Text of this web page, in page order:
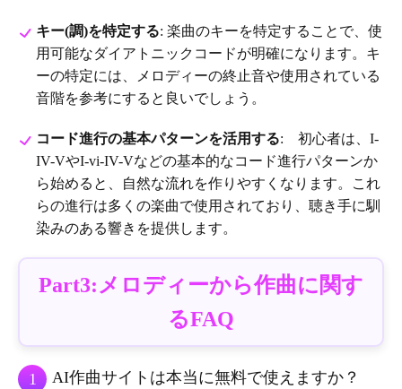
キー(調)を特定する: 楽曲のキーを特定することで、使
用可能なダイアトニックコードが明確になります。キ
ーの特定には、メロディーの終止音や使用されている
音階を参考にすると良いでしょう。
コード進行の基本パターンを活用する: 初心者は、I-
IV-VやI-vi-IV-Vなどの基本的なコード進行パターンか
ら始めると、自然な流れを作りやすくなります。これ
らの進行は多くの楽曲で使用されており、聴き手に馴
染みのある響きを提供します。
Part3:メロディーから作曲に関す
るFAQ
1 AI作曲サイトは本当に無料で使えますか？